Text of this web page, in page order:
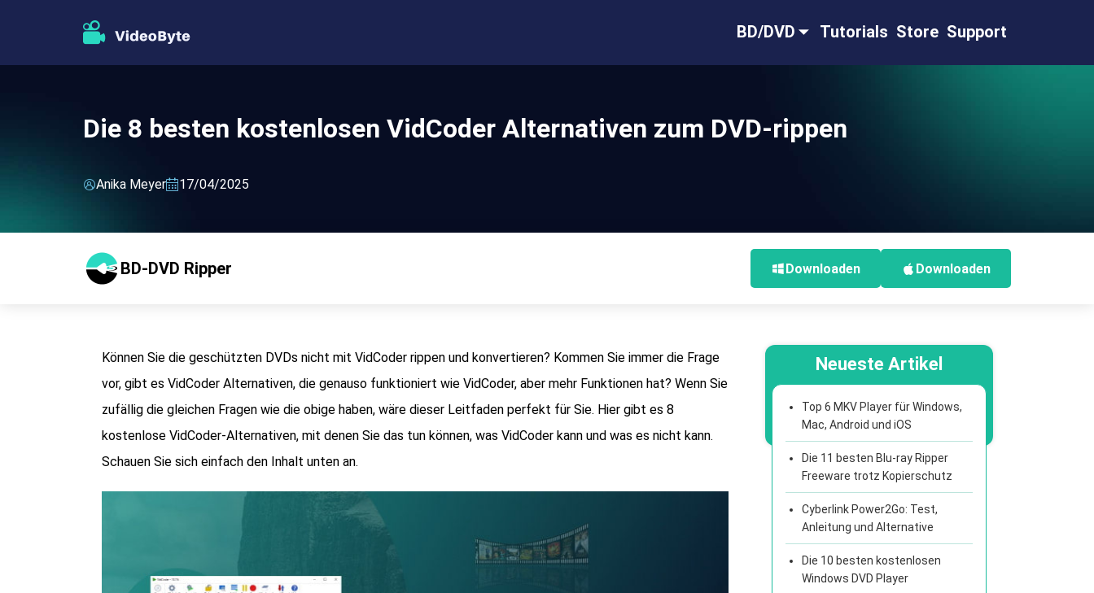
BD/DVD Tutorials Store Support
Die 8 besten kostenlosen VidCoder Alternativen zum DVD-rippen
Anika Meyer 17/04/2025
BD-DVD Ripper Downloaden Downloaden
Können Sie die geschützten DVDs nicht mit VidCoder rippen und konvertieren? Kommen Sie immer die Frage
vor, gibt es VidCoder Alternativen, die genauso funktioniert wie VidCoder, aber mehr Funktionen hat? Wenn Sie
zufällig die gleichen Fragen wie die obige haben, wäre dieser Leitfaden perfekt für Sie. Hier gibt es 8
kostenlose VidCoder-Alternativen, mit denen Sie das tun können, was VidCoder kann und was es nicht kann.
Schauen Sie sich einfach den Inhalt unten an.
Neueste Artikel
Top 6 MKV Player für Windows,
Mac, Android und iOS
Die 11 besten Blu-ray Ripper
Freeware trotz Kopierschutz
Cyberlink Power2Go: Test,
Anleitung und Alternative
Die 10 besten kostenlosen
Windows DVD Player